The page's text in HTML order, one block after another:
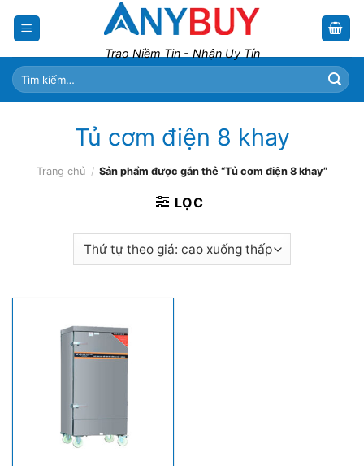
Trao Niềm Tin - Nhận Uy Tín
Tìm
kiếm:
Tủ cơm điện 8 khay
Trang chủ / Sản phẩm được gắn thẻ “Tủ cơm điện 8 khay”
LỌC